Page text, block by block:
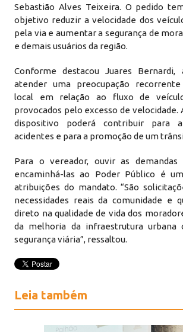
Sebastião Alves Teixeira. O pedido
objetivo reduzir a velocidade dos
pela via e aumentar a segurança de
e demais usuários da região.
Conforme destacou Juares Bernardi,
atender uma preocupação
local em relação ao fluxo de
provocados pelo excesso de velocidade.
dispositivo poderá contribuir para
acidentes e para a promoção de um
Para o vereador, ouvir as demandas
encaminhá-las ao Poder Público é
atribuições do mandato. “São
necessidades reais da comunidade e
direto na qualidade de vida dos
da melhoria da infraestrutura
segurança viária”, ressaltou.
Leia também